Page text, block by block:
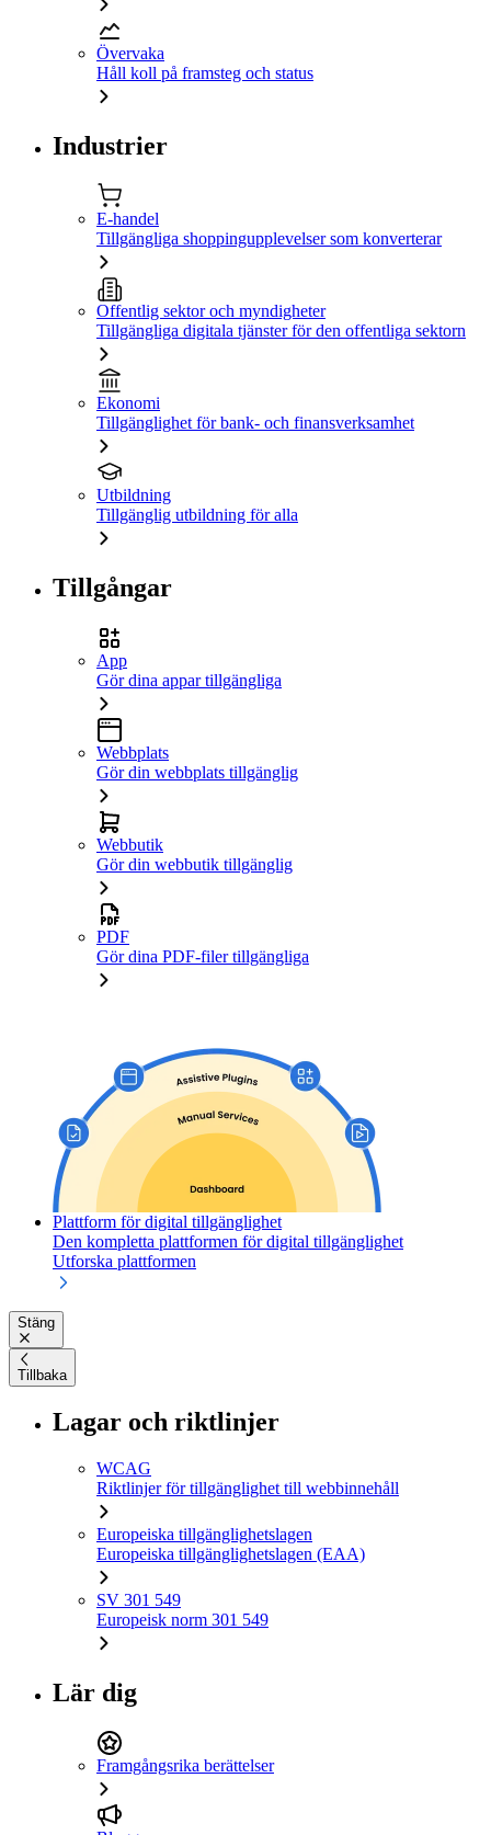
Övervaka
Håll koll på framsteg och status
Industrier
E-handel
Tillgängliga shoppingupplevelser som konverterar
Offentlig sektor och myndigheter
Tillgängliga digitala tjänster för den offentliga sektorn
Ekonomi
Tillgänglighet för bank- och finansverksamhet
Utbildning
Tillgänglig utbildning för alla
Tillgångar
App
Gör dina appar tillgängliga
Webbplats
Gör din webbplats tillgänglig
Webbutik
Gör din webbutik tillgänglig
PDF
Gör dina PDF-filer tillgängliga
Plattform för digital tillgänglighet
Den kompletta plattformen för digital tillgänglighet
Utforska plattformen
Stäng
Tillbaka
Lagar och riktlinjer
WCAG
Riktlinjer för tillgänglighet till webbinnehåll
Europeiska tillgänglighetslagen
Europeiska tillgänglighetslagen (EAA)
SV 301 549
Europeisk norm 301 549
Lär dig
Framgångsrika berättelser